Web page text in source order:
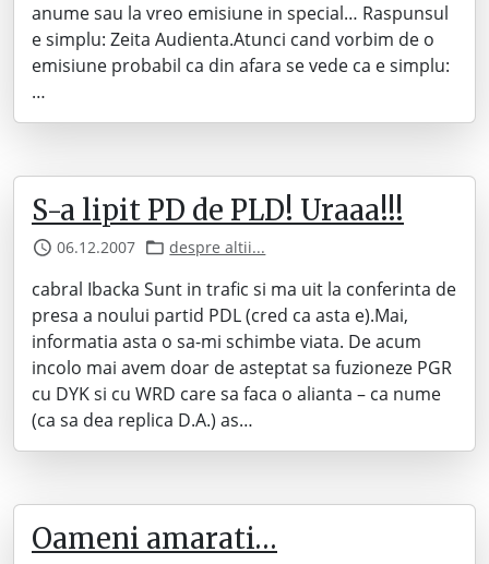
anume sau la vreo emisiune in special… Raspunsul
e simplu: Zeita Audienta.Atunci cand vorbim de o
emisiune probabil ca din afara se vede ca e simplu:
…
S-a lipit PD de PLD! Uraaa!!!
06.12.2007 despre altii...
cabral Ibacka Sunt in trafic si ma uit la conferinta de
presa a noului partid PDL (cred ca asta e).Mai,
informatia asta o sa-mi schimbe viata. De acum
incolo mai avem doar de asteptat sa fuzioneze PGR
cu DYK si cu WRD care sa faca o alianta – ca nume
(ca sa dea replica D.A.) as…
Oameni amarati…